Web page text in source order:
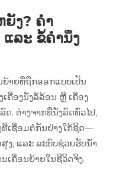
ງ? ຄຳ
ແລະ ຂໍ້ຄຳນຶງ
າຍທີ່ຖືກອອກແບບເປັນ
ຄື່ອງນັ່ງລໍ້ລ້ອນ ຫຼື ເຄື່ອງ
. ຕ່າງຈາກທີ່ນັ່ງລົດທົ່ວໄປ,
ເຊື່ອມຕໍ່ກັນຢ່າງໃກ້ຊິດ—
ງ, ແລະ ລະບົບຊ່ວຍຮັບນ້ຳ
ຄື່ອນຍ້າຍໃນຊີວິດຈິງ.